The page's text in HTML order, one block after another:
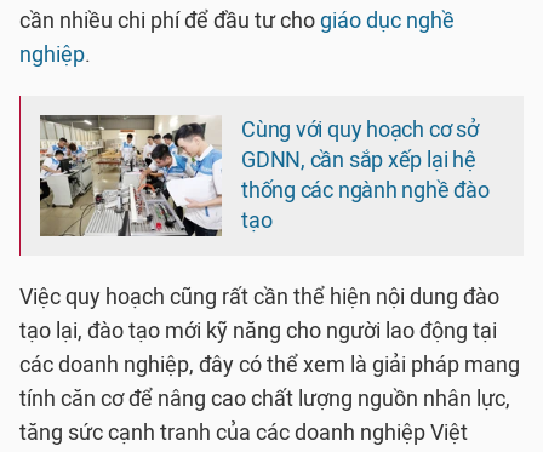
cần nhiều chi phí để đầu tư chogiáo dục nghề
nghiệp.
Cùng với quy hoạch cơ sở
GDNN, cần sắp xếp lại hệ
thống các ngành nghề đào
tạo
Việc quy hoạch cũng rất cần thể hiện nội dung đào
tạo lại, đào tạo mới kỹ năng cho người lao động tại
các doanh nghiệp, đây có thể xem là giải pháp mang
tính căn cơ để nâng cao chất lượng nguồn nhân lực,
tăng sức cạnh tranh của các doanh nghiệp Việt